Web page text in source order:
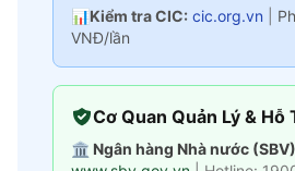
📊Kiểm tra CIC: cic.org.vn
VNĐ/lần
Cơ Quan Quản Lý & Hỗ
🏛️ Ngân hàng Nhà nước